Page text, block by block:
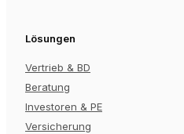
Lösungen
Vertrieb & BD
Beratung
Investoren & PE
Versicherung